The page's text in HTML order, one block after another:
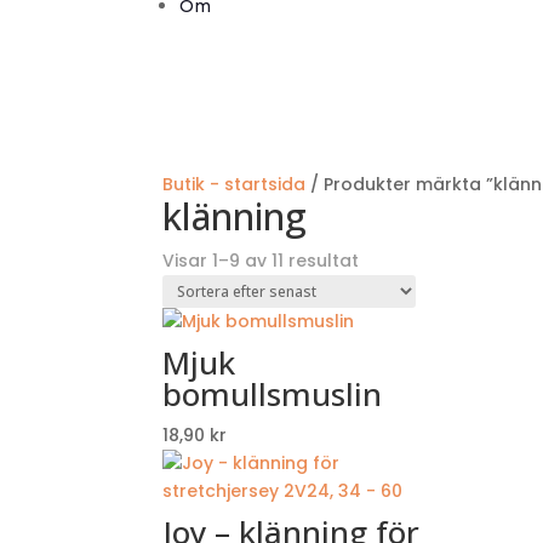
Om
Butik - startsida / Produkter märkta
klänning
Visar 1–9 av 11 resultat
efter
Mjuk
bomullsmuslin
18,90 kr
Joy – klänning för